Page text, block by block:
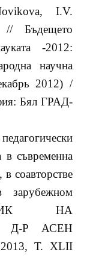
I.V.
Бъдещето
-2012:
научна
2012) /
Бял ГРАД-
в съвременна
соавторстве
НА
Д-Р АСЕН
Т. ХLII